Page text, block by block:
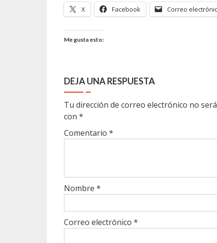
X Facebook Correo
Me gusta esto:
DEJA UNA RESPUESTA
Tu dirección de correo electrónico no
con *
Comentario *
Nombre *
Correo electrónico *